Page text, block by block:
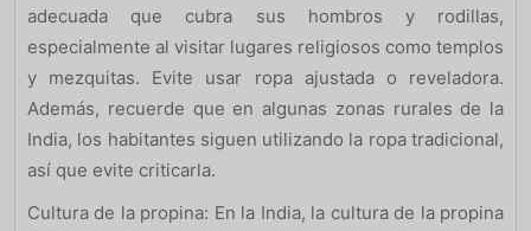
adecuada que cubra sus hombros y rodillas,
especialmente al visitar lugares religiosos como templos
y mezquitas. Evite usar ropa ajustada o reveladora.
Además, recuerde que en algunas zonas rurales de la
India, los habitantes siguen utilizando la ropa tradicional,
así que evite criticarla.
Cultura de la propina: En la India, la cultura de la propina